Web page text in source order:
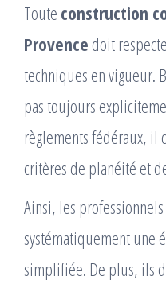
Toute construction
Provence doit
techniques en vigueur.
pas toujours
règlements fédéraux, il
critères de planéité et
Ainsi, les
systématiquement une
simplifiée. De plus, ils